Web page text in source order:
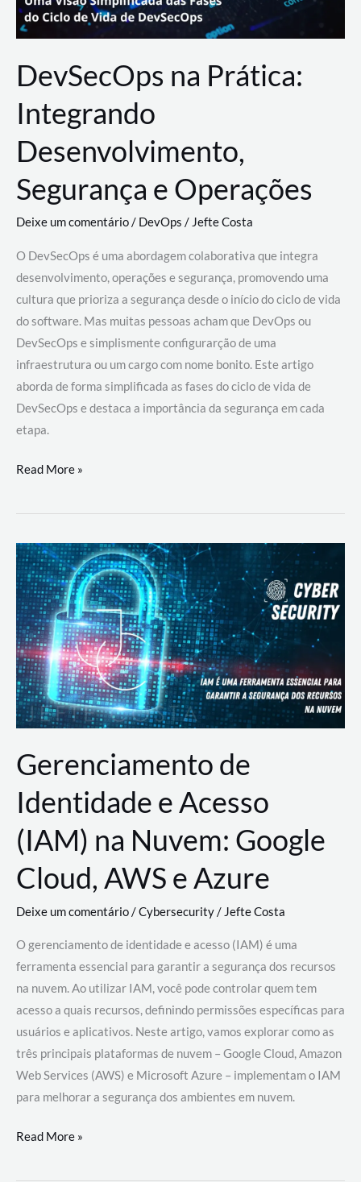
DevSecOps na Prática:
Integrando
Desenvolvimento,
Segurança e Operações
Deixe um comentário/ DevOps /Jefte Costa
O DevSecOps é uma abordagem colaborativa que integra
desenvolvimento, operações e segurança, promovendo uma
cultura que prioriza a segurança desde o início do ciclo de vida
do software. Mas muitas pessoas acham que DevOps ou
DevSecOps e simplismente configurarção de uma
infraestrutura ou um cargo com nome bonito. Este artigo
aborda de forma simplificada as fases do ciclo de vida de
DevSecOps e destaca a importância da segurança em cada
etapa.
DevSecOps
Prática:
Desenvolvimento,
Segurança
e
Operações
Read More »
Gerenciamento de
Identidade e Acesso
(IAM) na Nuvem: Google
Cloud, AWS e Azure
Deixe um comentário/Cybersecurity/ Jefte Costa
O gerenciamento de identidade e acesso (IAM) é uma
ferramenta essencial para garantir a segurança dos recursos
na nuvem. Ao utilizar IAM, você pode controlar quem tem
acesso a quais recursos, definindo permissões específicas para
usuários e aplicativos. Neste artigo, vamos explorar como as
três principais plataformas de nuvem – Google Cloud, Amazon
Web Services (AWS) e Microsoft Azure – implementam o IAM
para melhorar a segurança dos ambientes em nuvem.
Gerenciamento
Read More »